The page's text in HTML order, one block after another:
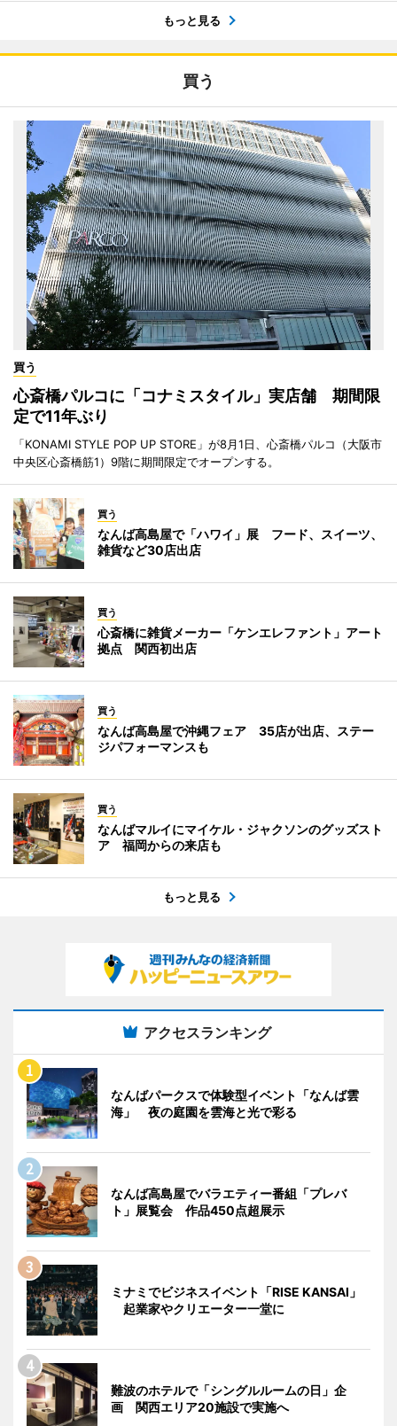
もっと見る
買う
買う
心斎橋パルコに「コナミスタイル」実店舗 期間限
定で11年ぶり
「KONAMI STYLE POP UP STORE」が8月1日、心斎橋パルコ（大阪市
中央区心斎橋筋1）9階に期間限定でオープンする。
買う
なんば高島屋で「ハワイ」展 フード、スイーツ、
雑貨など30店出店
買う
心斎橋に雑貨メーカー「ケンエレファント」アート
拠点 関西初出店
買う
なんば高島屋で沖縄フェア 35店が出店、ステー
ジパフォーマンスも
買う
なんばマルイにマイケル・ジャクソンのグッズスト
ア 福岡からの来店も
もっと見る
アクセスランキング
なんばパークスで体験型イベント「なんば雲
海」 夜の庭園を雲海と光で彩る
なんば高島屋でバラエティー番組「プレバ
ト」展覧会 作品450点超展示
ミナミでビジネスイベント「RISE KANSAI」
起業家やクリエーター一堂に
難波のホテルで「シングルルームの日」企
画 関西エリア20施設で実施へ